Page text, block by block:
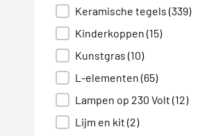
Keramische tegels (339)
Kinderkoppen (15)
Kunstgras (10)
L-elementen (65)
Lampen op 230 Volt (12)
Lijm en kit (2)